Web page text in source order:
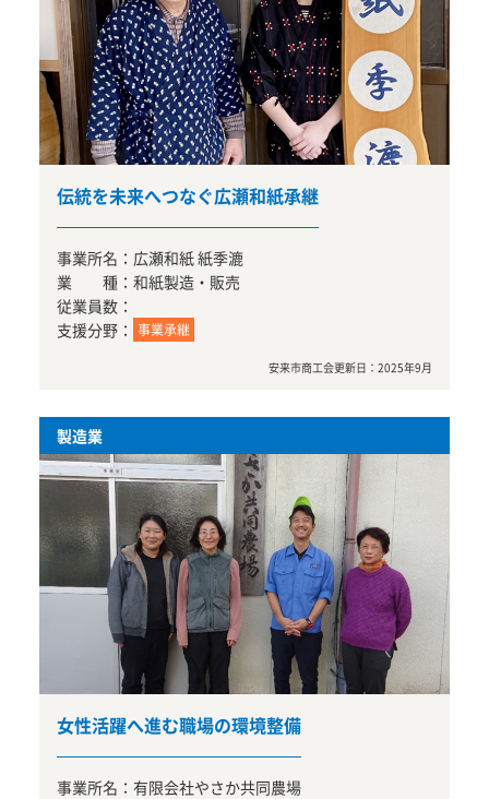
伝統を未来へつなぐ広瀬和紙承継
事業所名： 広瀬和紙 紙季漉
業 種： 和紙製造・販売
従業員数：
支援分野： 事業承継
安来市商工会更新日： 2025年9月
製造業
女性活躍へ進む職場の環境整備
事業所名： 有限会社やさか共同農場